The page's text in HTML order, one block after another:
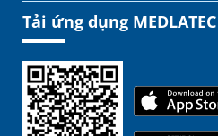
Tải ứng dụng MEDLATEC